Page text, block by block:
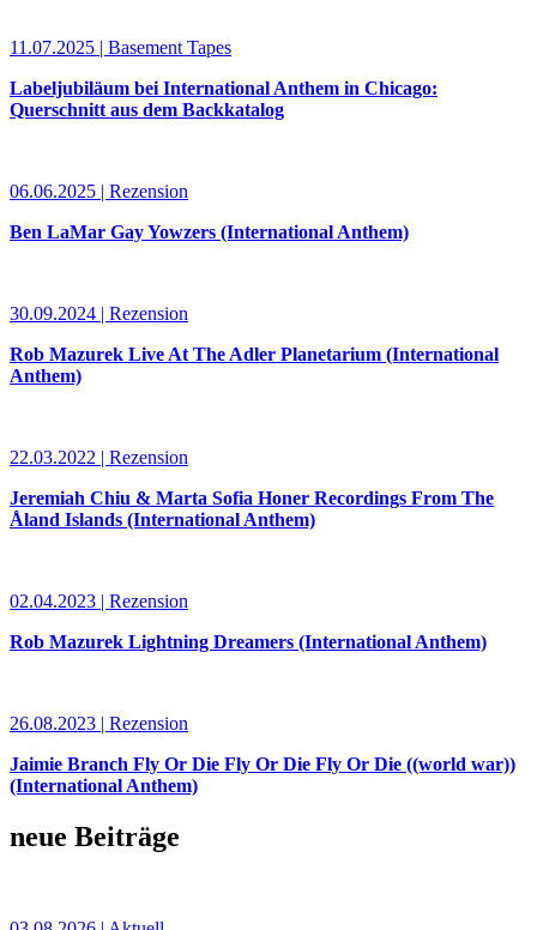
11.07.2025 | Basement Tapes
Labeljubiläum bei International Anthem in Chicago:
Querschnitt aus dem Backkatalog
06.06.2025 | Rezension
Ben LaMar Gay Yowzers (International Anthem)
30.09.2024 | Rezension
Rob Mazurek Live At The Adler Planetarium (International
Anthem)
22.03.2022 | Rezension
Jeremiah Chiu & Marta Sofia Honer Recordings From The
Åland Islands (International Anthem)
02.04.2023 | Rezension
Rob Mazurek Lightning Dreamers (International Anthem)
26.08.2023 | Rezension
Jaimie Branch Fly Or Die Fly Or Die Fly Or Die ((world war))
(International Anthem)
neue Beiträge